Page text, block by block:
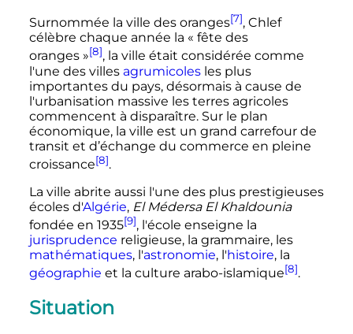
Surnommée la ville des oranges[7], Chlef
célèbre chaque année la « fête des
oranges »[8], la ville était considérée comme
l'une des villes agrumicolesles plus
importantes du pays, désormais à cause de
l'urbanisation massive les terres agricoles
commencent à disparaître. Sur le plan
économique, la ville est un grand carrefour de
transit et d’échange du commerce en pleine
croissance[8].
La ville abrite aussi l'une des plus prestigieuses
écoles d'Algérie, El Médersa El Khaldounia
fondée en 1935[9], l'école enseigne la
jurisprudence religieuse, la grammaire, les
mathématiques, l'astronomie, l'histoire, la
géographie et la culture arabo-islamique[8].
Situation